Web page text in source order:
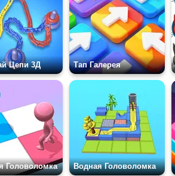
Цепи 3Д Тап Галерея
Головоломка Водная Головоломка